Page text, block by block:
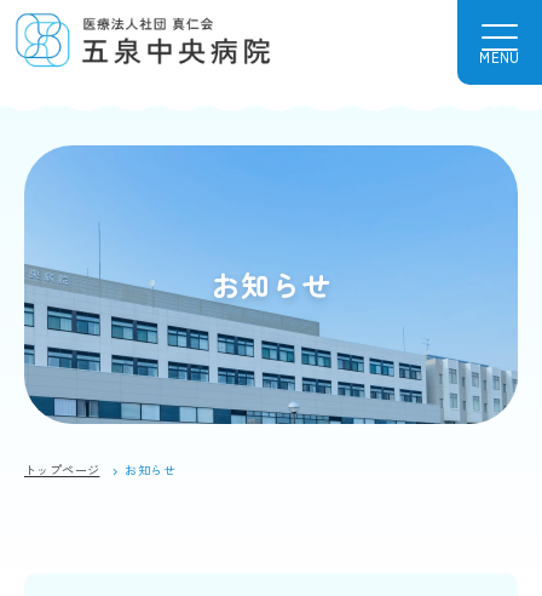
MENU
お知らせ
トップページ お知らせ